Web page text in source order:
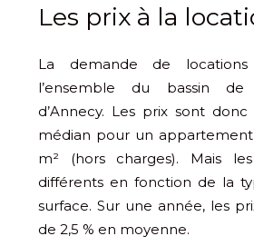
Les prix à la
La demande de
l’ensemble du bassin de
d’Annecy. Les prix sont
médian pour un
m² (hors charges). Mais
différents en fonction de la
surface. Sur une année, les
de 2,5 % en moyenne.